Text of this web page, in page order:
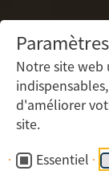
Notre site web
d'améliorer
site.
Essentiel